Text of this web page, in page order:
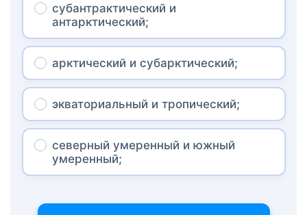
субантрактический и
антарктический;
арктический и субарктический;
экваториальный и тропический;
северный умеренный и южный
умеренный;